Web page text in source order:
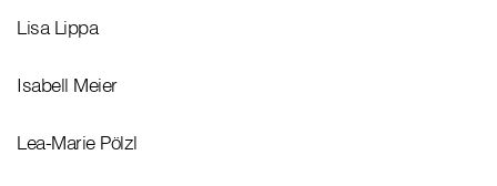
Lisa Lippa
Isabell Meier
Lea-Marie Pölzl